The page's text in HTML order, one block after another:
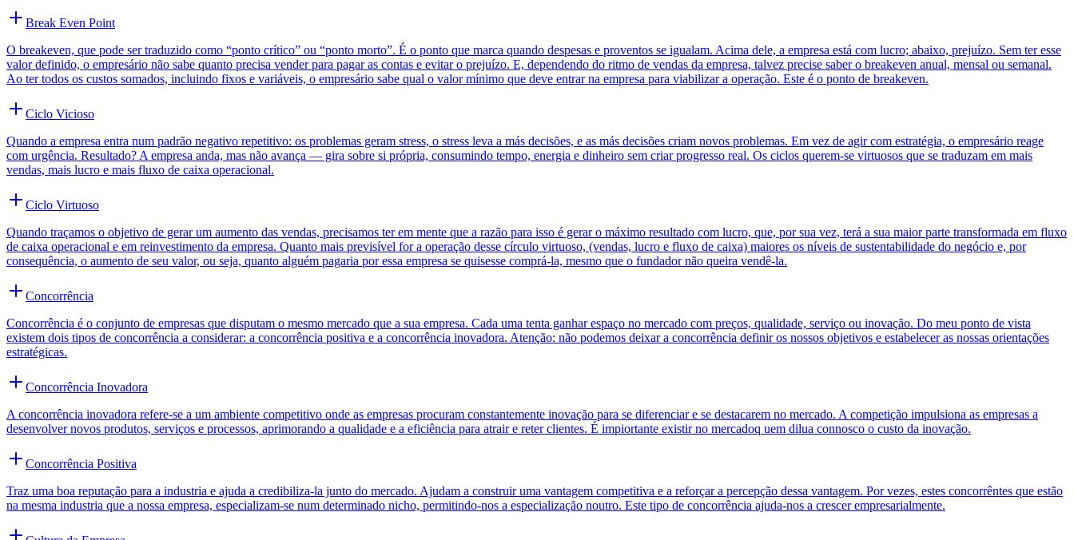
Break Even Point
O breakeven, que pode ser traduzido como “ponto crítico” ou “ponto morto”. É o ponto que marca quando despesas e proventos se igualam. Acima dele, a empresa está com lucro; abaixo, prejuízo. Sem ter esse
valor definido, o empresário não sabe quanto precisa vender para pagar as contas e evitar o prejuízo. E, dependendo do ritmo de vendas da empresa, talvez precise saber o breakeven anual, mensal ou semanal.
Ao ter todos os custos somados, incluindo fixos e variáveis, o empresário sabe qual o valor mínimo que deve entrar na empresa para viabilizar a operação. Este é o ponto de breakeven.
Ciclo Vicioso
Quando a empresa entra num padrão negativo repetitivo: os problemas geram stress, o stress leva a más decisões, e as más decisões criam novos problemas. Em vez de agir com estratégia, o empresário reage
com urgência. Resultado? A empresa anda, mas não avança — gira sobre si própria, consumindo tempo, energia e dinheiro sem criar progresso real. Os ciclos querem-se virtuosos que se traduzam em mais
vendas, mais lucro e mais fluxo de caixa operacional.
Ciclo Virtuoso
Quando traçamos o objetivo de gerar um aumento das vendas, precisamos ter em mente que a razão para isso é gerar o máximo resultado com lucro, que, por sua vez, terá a sua maior parte transformada em fluxo
de caixa operacional e em reinvestimento da empresa. Quanto mais previsível for a operação desse círculo virtuoso, (vendas, lucro e fluxo de caixa) maiores os níveis de sustentabilidade do negócio e, por
consequência, o aumento de seu valor, ou seja, quanto alguém pagaria por essa empresa se quisesse comprá-la, mesmo que o fundador não queira vendê-la.
Concorrência
Concorrência é o conjunto de empresas que disputam o mesmo mercado que a sua empresa. Cada uma tenta ganhar espaço no mercado com preços, qualidade, serviço ou inovação. Do meu ponto de vista
existem dois tipos de concorrência a considerar: a concorrência positiva e a concorrência inovadora. Atenção: não podemos deixar a concorrência definir os nossos objetivos e estabelecer as nossas orientações
estratégicas.
Concorrência Inovadora
A concorrência inovadora refere-se a um ambiente competitivo onde as empresas procuram constantemente inovação para se diferenciar e se destacarem no mercado. A competição impulsiona as empresas a
desenvolver novos produtos, serviços e processos, aprimorando a qualidade e a eficiência para atrair e reter clientes. É impiortante existir no mercadoq uem dilua connosco o custo da inovação.
Concorrência Positiva
Traz uma boa reputação para a industria e ajuda a credibiliza-la junto do mercado. Ajudam a construir uma vantagem competitiva e a reforçar a percepção dessa vantagem. Por vezes, estes concorrêntes que estão
na mesma industria que a nossa empresa, especializam-se num determinado nicho, permitindo-nos a especialização noutro. Este tipo de concorrência ajuda-nos a crescer empresarialmente.